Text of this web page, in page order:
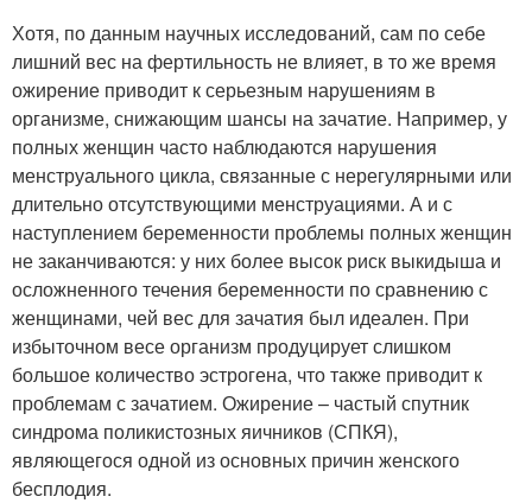
Хотя, по данным научных исследований, сам по себе
лишний вес на фертильность не влияет, в то же время
ожирение приводит к серьезным нарушениям в
организме, снижающим шансы на зачатие. Например, у
полных женщин часто наблюдаются нарушения
менструального цикла, связанные с нерегулярными или
длительно отсутствующими менструациями. А и с
наступлением беременности проблемы полных женщин
не заканчиваются: у них более высок риск выкидыша и
осложненного течения беременности по сравнению с
женщинами, чей вес для зачатия был идеален. При
избыточном весе организм продуцирует слишком
большое количество эстрогена, что также приводит к
проблемам с зачатием. Ожирение – частый спутник
синдрома поликистозных яичников (СПКЯ),
являющегося одной из основных причин женского
бесплодия.